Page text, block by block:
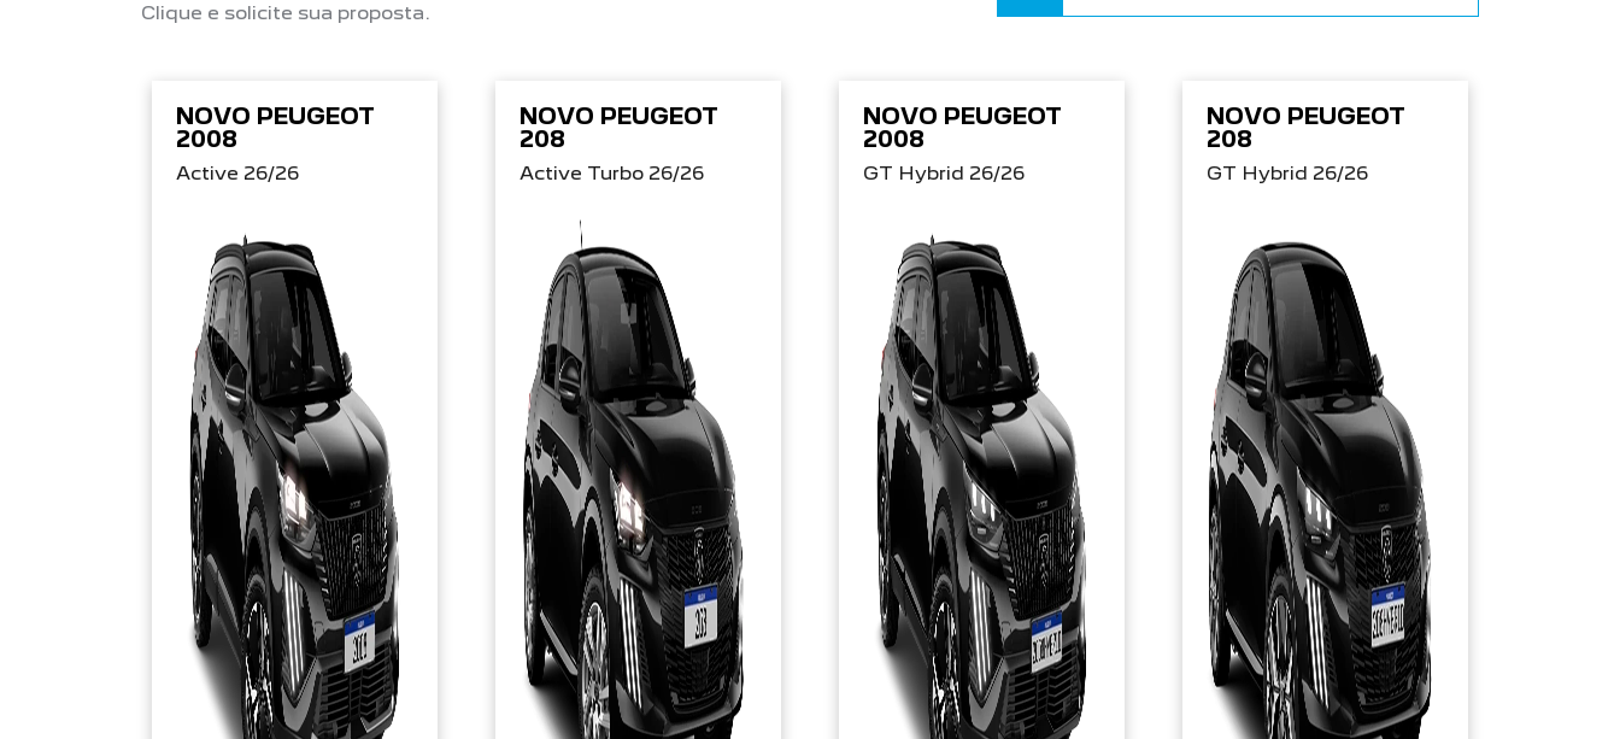
Clique e solicite sua proposta.
NOVO PEUGEOT
2008
Active 26/26
NOVO PEUGEOT
208
Active Turbo 26/26
NOVO PEUGEOT
2008
GT Hybrid 26/26
NOVO PEUGEOT
208
GT Hybrid 26/26